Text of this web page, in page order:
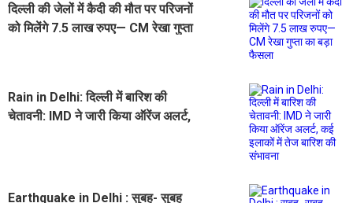
दिल्ली की जेलों में कैदी की मौत पर परिजनों
को मिलेंगे 7.5 लाख रुपए— CM रेखा गुप्ता
Rain in Delhi: दिल्ली में बारिश की
चेतावनी: IMD ने जारी किया ऑरेंज अलर्ट,
Earthquake in Delhi : सुबह- सुबह